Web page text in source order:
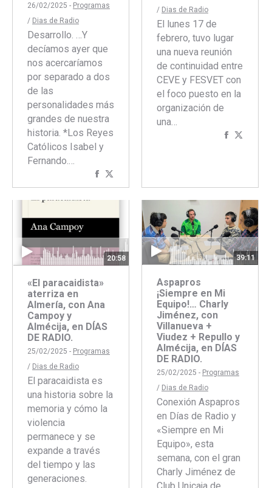
26/02/2025 - Programas
/ Dias de Radio
Desarrollo. …Y
decíamos ayer que
nos acercaríamos
por separado a dos
de las
personalidades más
grandes de nuestra
historia. *Los Reyes
Católicos Isabel y
Fernando.…
Compartir
con
Facebook
con
Twitter
/ Dias de Radio
El lunes 17 de
febrero, tuvo lugar
una nueva reunión
de continuidad entre
CEVE y FESVET con
el foco puesto en la
organización de
una…
Compartir
20:58
«El paracaidista»
aterriza en
Almería, con Ana
Campoy y
Almécija, en DÍAS
DE RADIO.
25/02/2025 - Programas
/ Dias de Radio
El paracaidista es
una historia sobre la
memoria y cómo la
violencia
permanece y se
expande a través
del tiempo y las
generaciones.
39:11
Aspapros
¡Siempre en Mi
Equipo!… Charly
Jiménez, con
Villanueva +
Viudez + Repullo y
Almécija, en DÍAS
DE RADIO.
25/02/2025 - Programas
/ Dias de Radio
Conexión Aspapros
en Días de Radio y
«Siempre en Mi
Equipo», esta
semana, con el gran
Charly Jiménez de